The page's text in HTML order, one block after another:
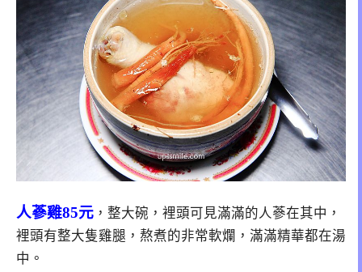
人蔘雞85元 ，整大碗，裡頭可見滿滿的人蔘在其中，
裡頭有整大隻雞腿，熬煮的非常軟爛，滿滿精華都在湯
中。